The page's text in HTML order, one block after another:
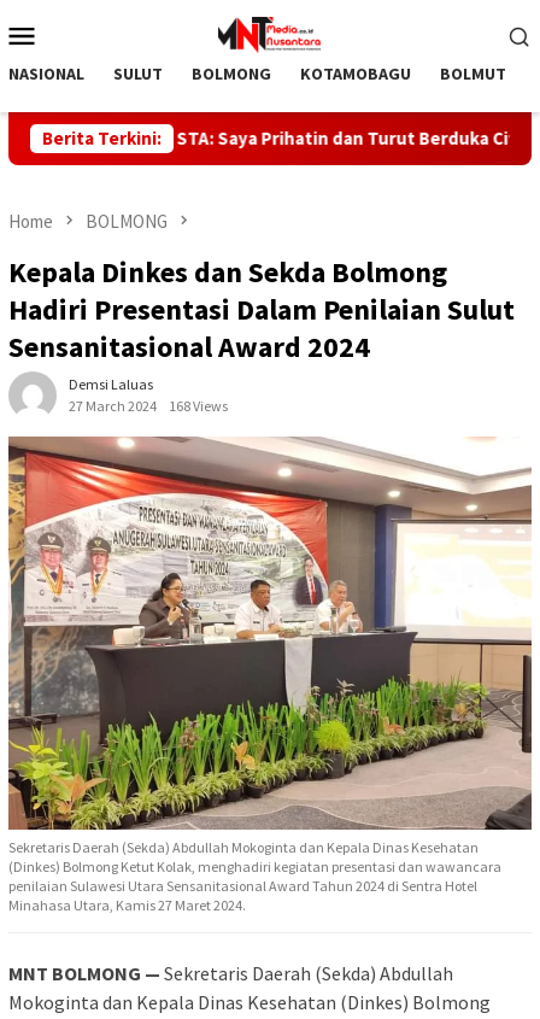
to
Menu
NASIONAL SULUT BOLMONG KOTAMOBAGU BOLMUT
Berita Terkini:
di Upai, STA: Saya Prihatin dan Turut Berduka Cita
Home BOLMONG
Kepala Dinkes dan Sekda Bolmong
Hadiri Presentasi Dalam Penilaian Sulut
Sensanitasional Award 2024
Demsi Laluas
27 March 2024
168 Views
Sekretaris Daerah (Sekda) Abdullah Mokoginta dan Kepala Dinas Kesehatan
(Dinkes) Bolmong Ketut Kolak, menghadiri kegiatan presentasi dan wawancara
penilaian Sulawesi Utara Sensanitasional Award Tahun 2024 di Sentra Hotel
Minahasa Utara, Kamis 27 Maret 2024.
MNT BOLMONG — Sekretaris Daerah (Sekda) Abdullah
Mokoginta dan Kepala Dinas Kesehatan (Dinkes) Bolmong